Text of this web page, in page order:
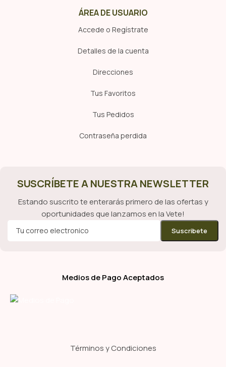
ÁREA DE USUARIO
Accede o Regístrate
Detalles de la cuenta
Direcciones
Tus Favoritos
Tus Pedidos
Contraseña perdida
SUSCRÍBETE A NUESTRA NEWSLETTER
Estando suscrito te enterarás primero de las ofertas y
oportunidades que lanzamos en la Vete!
Medios de Pago Aceptados
Términos y Condiciones